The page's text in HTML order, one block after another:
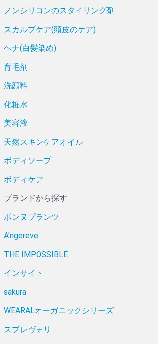
ノンシリコンのスタイリング剤
スカルプケア(頭皮のケア)
ヘナ(白髪染め)
育毛剤
洗顔料
化粧水
美容液
天然スキンケアオイル
ボディソープ
ボディケア
ブランドから探す
ボンヌプランツ
A'ngereve
THE IMPOSSIBLE
インサイト
sakura
WEARALオーガニックシリーズ
スプレヴォリ